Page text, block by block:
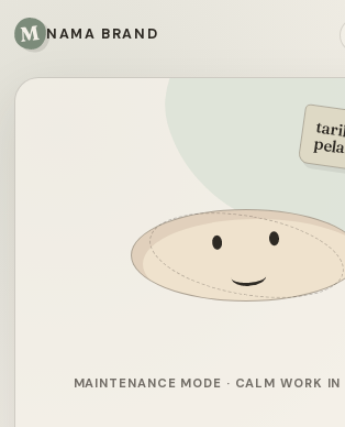
M NAMA BRAND
MAINTENANCE MODE · CALM WORK IN